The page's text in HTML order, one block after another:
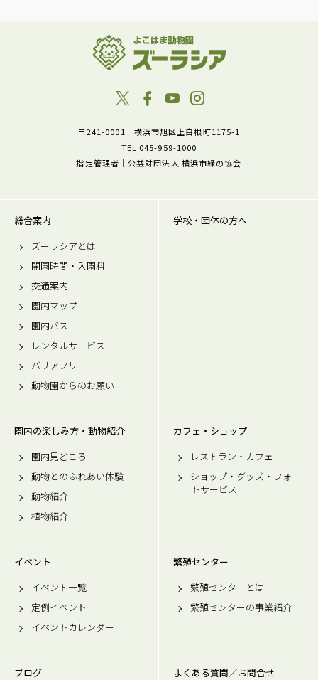
〒241-0001 横浜市旭区上白根町1175-1
TEL 045-959-1000
指定管理者｜公益財団法人 横浜市緑の協会
総合案内
ズーラシアとは
開園時間・入園料
交通案内
園内マップ
園内バス
レンタルサービス
バリアフリー
動物園からのお願い
学校・団体の方へ
園内の楽しみ方・動物紹介
園内見どころ
動物とのふれあい体験
動物紹介
植物紹介
カフェ・ショップ
レストラン・カフェ
ショップ・グッズ・フォ
トサービス
イベント
イベント一覧
定例イベント
イベントカレンダー
繁殖センター
繁殖センターとは
繁殖センターの事業紹介
ブログ
よくある質問／お問合せ